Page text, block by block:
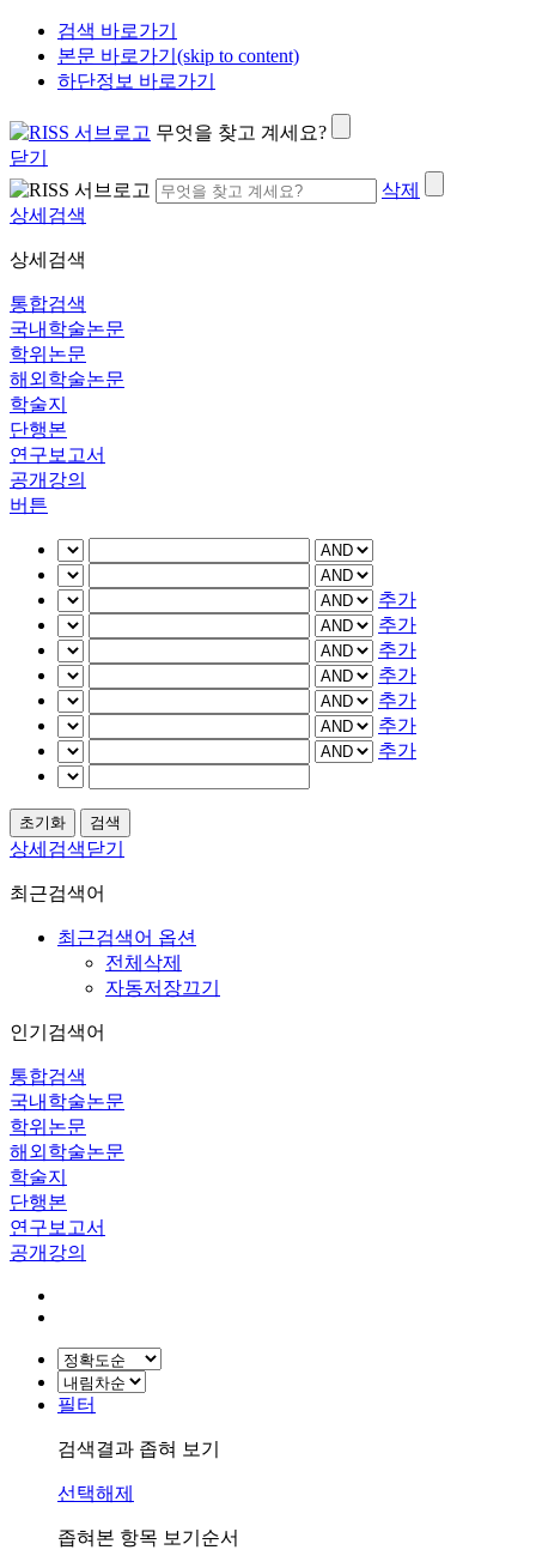
검색 바로가기
본문 바로가기(skip to content)
하단정보 바로가기
무엇을 찾고 계세요?
닫기
삭제
상세검색
상세검색
통합검색
국내학술논문
학위논문
해외학술논문
학술지
단행본
연구보고서
공개강의
버튼
추가
추가
추가
추가
추가
추가
추가
상세검색닫기
최근검색어
최근검색어 옵션
전체삭제
자동저장끄기
인기검색어
통합검색
국내학술논문
학위논문
해외학술논문
학술지
단행본
연구보고서
공개강의
필터
검색결과 좁혀 보기
선택해제
좁혀본 항목 보기순서